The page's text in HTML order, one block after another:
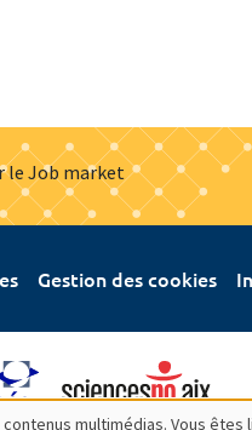
le Job market
Gestion des cookies
multimédias. Vous êtes